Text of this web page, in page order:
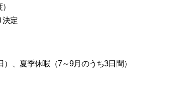
決定
、夏季休暇（7～9月のうち3日間）